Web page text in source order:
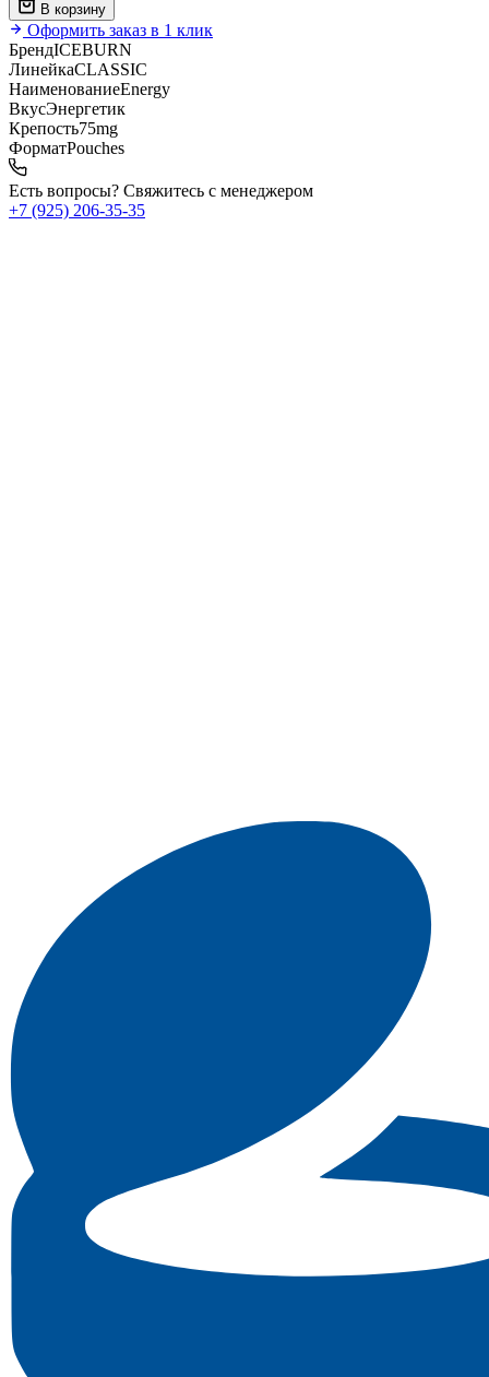
В корзину
Оформить заказ в 1 клик
БрендICEBURN
ЛинейкаCLASSIC
НаименованиеEnergy
ВкусЭнергетик
Крепость75mg
ФорматPouches
Есть вопросы? Свяжитесь с менеджером
+7 (925) 206‑35‑35